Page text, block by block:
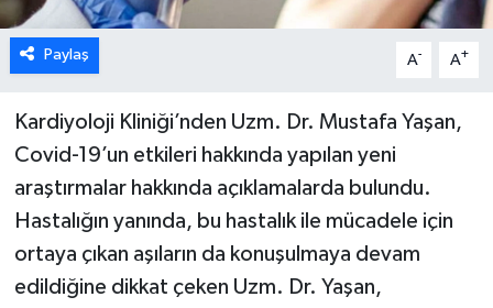
Paylaş A- A+
Kardiyoloji Kliniği’nden Uzm. Dr. Mustafa Yaşan,
Covid-19’un etkileri hakkında yapılan yeni
araştırmalar hakkında açıklamalarda bulundu.
Hastalığın yanında, bu hastalık ile mücadele için
ortaya çıkan aşıların da konuşulmaya devam
edildiğine dikkat çeken Uzm. Dr. Yaşan,